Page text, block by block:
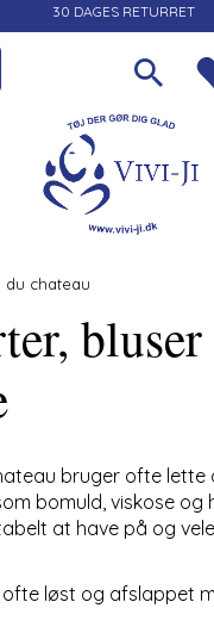
30 DAGES RETURRET
du chateau
bruger ofte lette
bomuld, viskose og
at have på og
ofte løst og afslappet